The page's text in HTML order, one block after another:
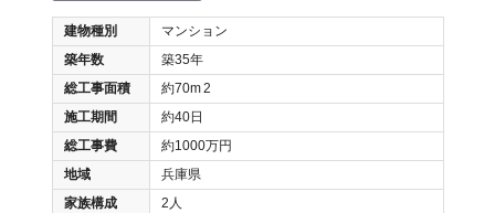
建物種別
マンション
築年数
築35年
総工事面積
約70m2
施工期間
約40日
総工事費
約1000万円
地域
兵庫県
家族構成
2人